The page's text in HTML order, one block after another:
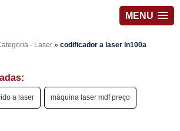
MENU
- Laser»codificador a laser ln100a
a laser máquina laser mdf preço